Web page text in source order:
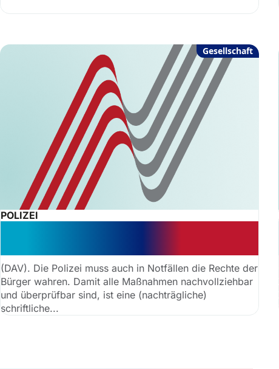
Gesellschaft
POLIZEI
(DAV). Die Polizei muss auch in Notfällen die Rechte der
Bürger wahren. Damit alle Maßnahmen nachvollziehbar
und überprüfbar sind, ist eine (nachträgliche)
schriftliche...